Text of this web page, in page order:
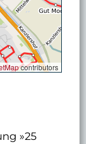
contributors
»25